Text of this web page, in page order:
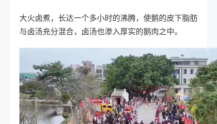
大火卤煮，长达一个多小时的沸腾，使鹅的皮下脂肪
与卤汤充分混合，卤汤也渗入厚实的鹅肉之中。